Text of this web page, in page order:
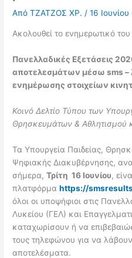
ΑπόΤΖΑΤΖΟΣ ΧΡ./16
Ακολουθεί το ενημερωτικό
Πανελλαδικές Εξετάσεις
αποτελεσμάτων μέσω sms –
ενημέρωσης στοιχείων
Κοινό Δελτίο Τύπου των
Θρησκευμάτων & Αθλητισμού
Τα Υπουργεία Παιδείας,
Ψηφιακής Διακυβέρνησης,
σήμερα,Τρίτη 16 Ιουνίου,
πλατφόρμαhttps://
όλοι οι υποψήφιοι στις
Λυκείου (ΓΕΛ) και
καταχωρίσουν ή να
τους τηλεφώνου για να
αποτελέσματα.